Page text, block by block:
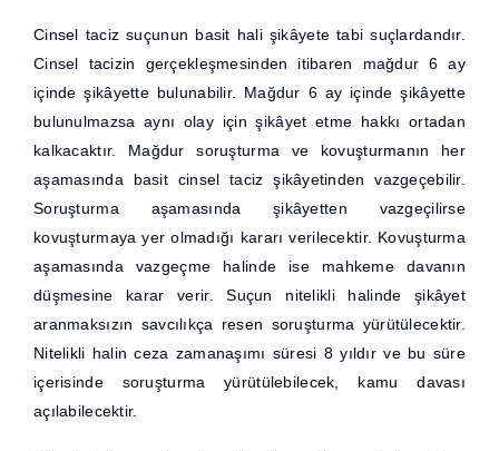
Cinsel taciz suçunun basit hali şikâyete tabi suçlardandır.
Cinsel tacizin gerçekleşmesinden itibaren mağdur 6 ay
içinde şikâyette bulunabilir. Mağdur 6 ay içinde şikâyette
bulunulmazsa aynı olay için şikâyet etme hakkı ortadan
kalkacaktır. Mağdur soruşturma ve kovuşturmanın her
aşamasında basit cinsel taciz şikâyetinden vazgeçebilir.
Soruşturma aşamasında şikâyetten vazgeçilirse
kovuşturmaya yer olmadığı kararı verilecektir. Kovuşturma
aşamasında vazgeçme halinde ise mahkeme davanın
düşmesine karar verir. Suçun nitelikli halinde şikâyet
aranmaksızın savcılıkça resen soruşturma yürütülecektir.
Nitelikli halin ceza zamanaşımı süresi 8 yıldır ve bu süre
içerisinde soruşturma yürütülebilecek, kamu davası
açılabilecektir.